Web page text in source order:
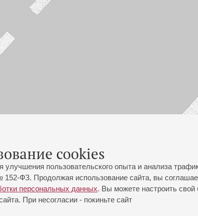
cookies
пользовательского опыта и анализа
ФЗ. Продолжая использование сайта, вы
персональных данных. Вы можете настроить свой
При несогласии - покиньте сайт
ул., 2